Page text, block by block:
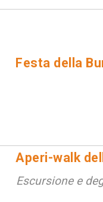
Festa della
Aperi-walk
Escursione e